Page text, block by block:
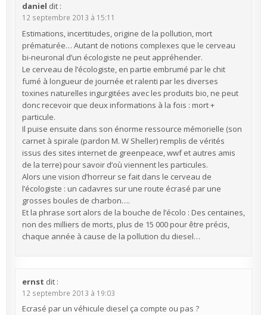
daniel dit :
12 septembre 2013 à 15:11
Estimations, incertitudes, origine de la pollution, mort
prématurée… Autant de notions complexes que le cerveau
bi-neuronal d’un écologiste ne peut appréhender.
Le cerveau de l’écologiste, en partie embrumé par le chit
fumé à longueur de journée et ralenti par les diverses
toxines naturelles ingurgitées avec les produits bio, ne peut
donc recevoir que deux informations à la fois : mort +
particule.
Il puise ensuite dans son énorme ressource mémorielle (son
carnet à spirale (pardon M. W Sheller) remplis de vérités
issus des sites internet de greenpeace, wwf et autres amis
de la terre) pour savoir d’où viennent les particules.
Alors une vision d’horreur se fait dans le cerveau de
l’écologiste : un cadavres sur une route écrasé par une
grosses boules de charbon….
Et la phrase sort alors de la bouche de l’écolo : Des centaines,
non des milliers de morts, plus de 15 000 pour être précis,
chaque année à cause de la pollution du diesel…
ernst dit :
12 septembre 2013 à 19:03
Ecrasé par un véhicule diesel ça compte ou pas ?